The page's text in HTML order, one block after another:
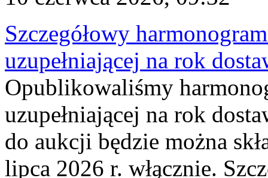
Szczegółowy
uzupełniającej na rok
Opublikowaliśmy
uzupełniającej na rok
do aukcji będzie można
lipca 2026 r. włącznie.